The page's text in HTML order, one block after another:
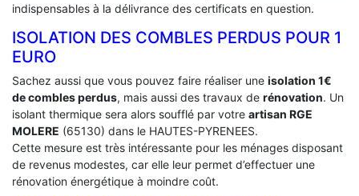
indispensables à la délivrance des certificats en question.
ISOLATION DES COMBLES PERDUS POUR 1
EURO
Sachez aussi que vous pouvez faire réaliser une isolation 1€
de combles perdus, mais aussi des travaux de rénovation. Un
isolant thermique sera alors soufflé par votre artisan RGE
MOLERE (65130) dans le HAUTES-PYRENEES.
Cette mesure est très intéressante pour les ménages disposant
de revenus modestes, car elle leur permet d’effectuer une
rénovation énergétique à moindre coût.